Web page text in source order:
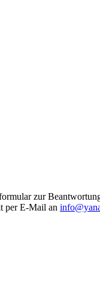
zur
per E-Mail an